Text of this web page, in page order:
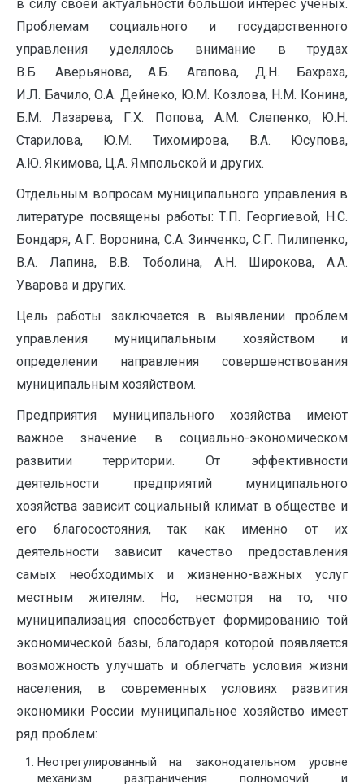
в силу своей актуальности большой интерес ученых.
Проблемам социального и государственного
управления уделялось внимание в трудах
В.Б. Аверьянова, А.Б. Агапова, Д.Н. Бахраха,
И.Л. Бачило, О.А. Дейнеко, Ю.М. Козлова, Н.М. Конина,
Б.М. Лазарева, Г.X. Попова, А.М. Слепенко, Ю.Н.
Старилова, Ю.М. Тихомирова, В.А. Юсупова,
А.Ю. Якимова, Ц.А. Ямпольской и других.
Отдельным вопросам муниципального управления в
литературе посвящены работы: Т.П. Георгиевой, Н.С.
Бондаря, А.Г. Воронина, С.А. Зинченко, С.Г. Пилипенко,
В.А. Лапина, В.В. Тоболина, А.Н. Широкова, А.А.
Уварова и других.
Цель работы заключается в выявлении проблем
управления муниципальным хозяйством и
определении направления совершенствования
муниципальным хозяйством.
Предприятия муниципального хозяйства имеют
важное значение в социально-экономическом
развитии территории. От эффективности
деятельности предприятий муниципального
хозяйства зависит социальный климат в обществе и
его благосостояния, так как именно от их
деятельности зависит качество предоставления
самых необходимых и жизненно-важных услуг
местным жителям. Но, несмотря на то, что
муниципализация способствует формированию той
экономической базы, благодаря которой появляется
возможность улучшать и облегчать условия жизни
населения, в современных условиях развития
экономики России муниципальное хозяйство имеет
ряд проблем:
Неотрегулированный на законодательном уровне
механизм разграничения полномочий и